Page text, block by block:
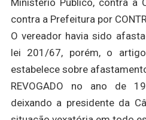
Ministério Público, contra a
contra a Prefeitura por
O vereador havia sido
lei 201/67, porém, o
estabelece sobre
REVOGADO no ano de
deixando a presidente da